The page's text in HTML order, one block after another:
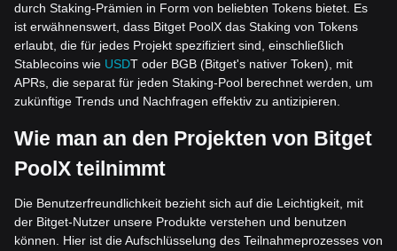
durch Staking-Prämien in Form von beliebten Tokens bietet. Es
ist erwähnenswert, dass Bitget PoolX das Staking von Tokens
erlaubt, die für jedes Projekt spezifiziert sind, einschließlich
Stablecoins wie USDT oder BGB (Bitget's nativer Token), mit
APRs, die separat für jeden Staking-Pool berechnet werden, um
zukünftige Trends und Nachfragen effektiv zu antizipieren.
Wie man an den Projekten von Bitget
PoolX teilnimmt
Die Benutzerfreundlichkeit bezieht sich auf die Leichtigkeit, mit
der Bitget-Nutzer unsere Produkte verstehen und benutzen
können. Hier ist die Aufschlüsselung des Teilnahmeprozesses von